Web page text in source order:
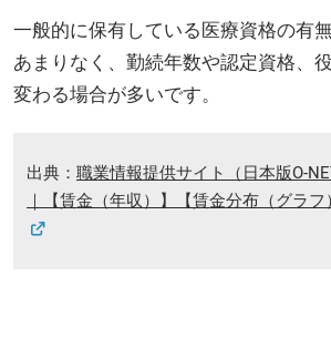
一般的に保有している医療資格の有
あまりなく、勤続年数や認定資格、
変わる場合が多いです。
出典： 職業情報提供サイト（日本版O-
｜【賃金（年収）】【賃金分布（グラ